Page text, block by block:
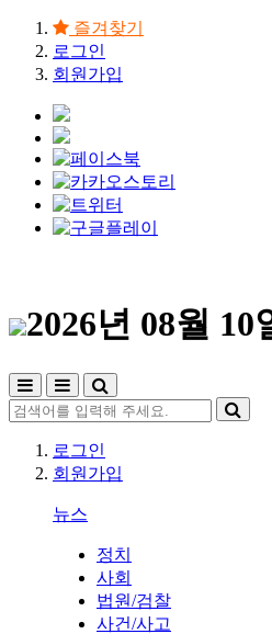
즐겨찾기
로그인
회원가입
2026년 08월 10
로그인
회원가입
뉴스
정치
사회
법원/검찰
사건/사고